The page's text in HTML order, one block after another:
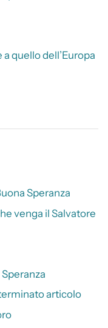
quello dell’Europa
Speranza
venga il Salvatore
articolo